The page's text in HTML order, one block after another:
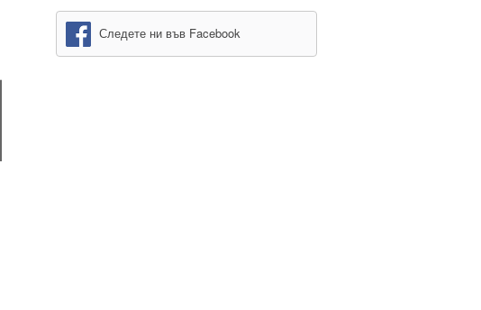
Следете ни във Facebook